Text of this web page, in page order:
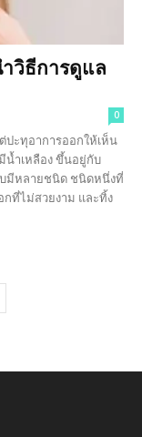
วิธีการดูแล
0
ปะทุอาการออกให้เห็น
น้ำเหลือง ขึ้นอยู่กับ
บมีหลายชนิด ชนิดหนึ่งที่
ที่ไม่สวยงาม และทิ้ง